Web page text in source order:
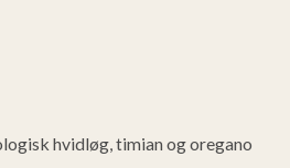
hvidløg, timian og oregano